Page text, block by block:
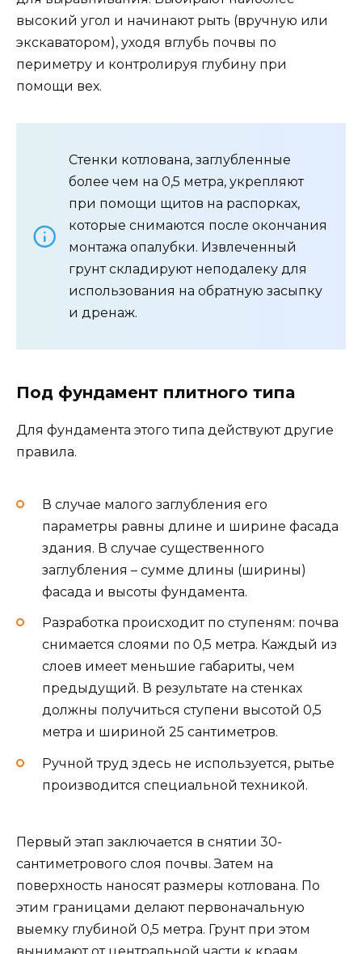
высокий угол и начинают рыть (вручную или
экскаватором), уходя вглубь почвы по
периметру и контролируя глубину при
помощи вех.
Стенки котлована, заглубленные
более чем на 0,5 метра, укрепляют
при помощи щитов на распорках,
которые снимаются после окончания
монтажа опалубки. Извлеченный
грунт складируют неподалеку для
использования на обратную засыпку
и дренаж.
Под фундамент плитного типа
Для фундамента этого типа действуют другие
правила.
В случае малого заглубления его
параметры равны длине и ширине фасада
здания. В случае существенного
заглубления – сумме длины (ширины)
фасада и высоты фундамента.
Разработка происходит по ступеням: почва
снимается слоями по 0,5 метра. Каждый из
слоев имеет меньшие габариты, чем
предыдущий. В результате на стенках
должны получиться ступени высотой 0,5
метра и шириной 25 сантиметров.
Ручной труд здесь не используется, рытье
производится специальной техникой.
Первый этап заключается в снятии 30-
сантиметрового слоя почвы. Затем на
поверхность наносят размеры котлована. По
этим границами делают первоначальную
выемку глубиной 0,5 метра. Грунт при этом